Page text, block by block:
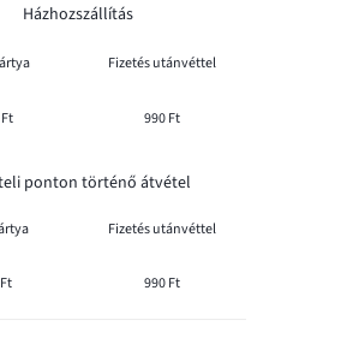
Házhozszállítás
Fizetés utánvéttel
990 Ft
ponton történő átvétel
Fizetés utánvéttel
990 Ft